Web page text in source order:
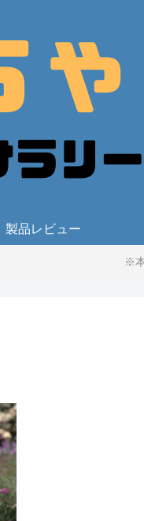
製品レビュー
※